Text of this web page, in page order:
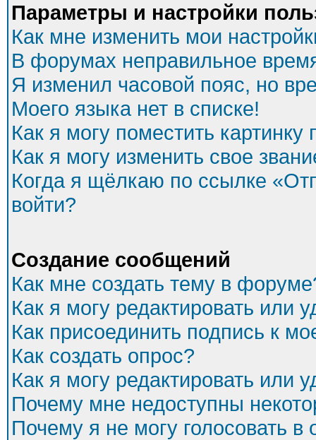
Параметры и настройки
Как мне изменить мои
В форумах неправильное
Я изменил часовой пояс, но
Моего языка нет в списке!
Как я могу поместить
Как я могу изменить свое
Когда я щёлкаю по ссылке
войти?
Создание сообщений
Как мне создать тему в
Как я могу редактировать или
Как присоединить подпись к
Как создать опрос?
Как я могу редактировать или
Почему мне недоступны
Почему я не могу голосовать в